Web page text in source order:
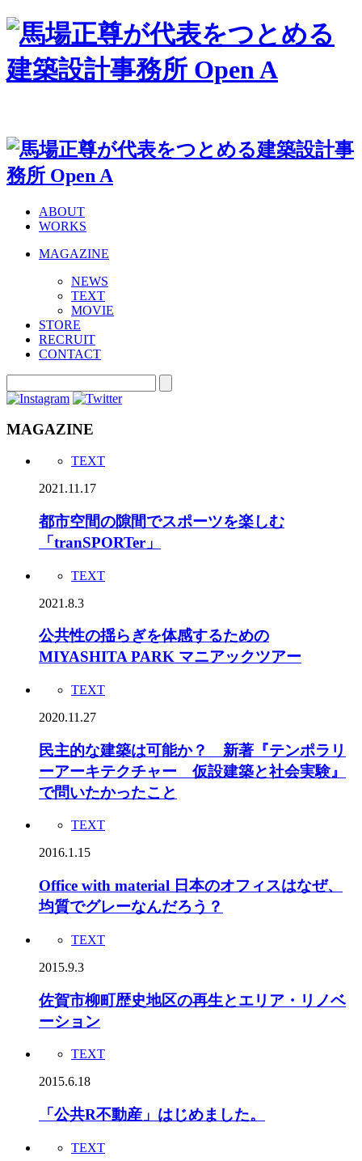
ABOUT
WORKS
MAGAZINE
NEWS
TEXT
MOVIE
STORE
RECRUIT
CONTACT
MAGAZINE
TEXT
2021.11.17
都市空間の隙間でスポーツを楽しむ
「tranSPORTer」
TEXT
2021.8.3
公共性の揺らぎを体感するための
MIYASHITA PARK マニアックツアー
TEXT
2020.11.27
民主的な建築は可能か？ 新著『テンポラリ
ーアーキテクチャー 仮設建築と社会実験』
で問いたかったこと
TEXT
2016.1.15
Office with material 日本のオフィスはなぜ、
均質でグレーなんだろう？
TEXT
2015.9.3
佐賀市柳町歴史地区の再生とエリア・リノベ
ーション
TEXT
2015.6.18
「公共R不動産」はじめました。
TEXT